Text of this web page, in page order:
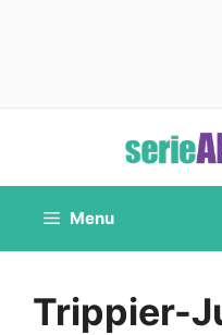
contenuto
Menu
Trippier-